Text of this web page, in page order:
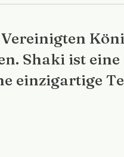
Shaki ist
einzigartige